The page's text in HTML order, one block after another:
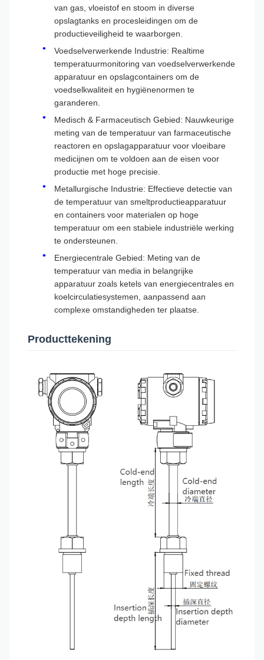
van gas, vloeistof en stoom in diverse
opslagtanks en procesleidingen om de
productieveiligheid te waarborgen.
Voedselverwerkende Industrie: Realtime
temperatuurmonitoring van voedselverwerkende
apparatuur en opslagcontainers om de
voedselkwaliteit en hygiënenormen te
garanderen.
Medisch & Farmaceutisch Gebied: Nauwkeurige
meting van de temperatuur van farmaceutische
reactoren en opslagapparatuur voor vloeibare
medicijnen om te voldoen aan de eisen voor
productie met hoge precisie.
Metallurgische Industrie: Effectieve detectie van
de temperatuur van smeltproductieapparatuur
en containers voor materialen op hoge
temperatuur om een stabiele industriële werking
te ondersteunen.
Energiecentrale Gebied: Meting van de
temperatuur van media in belangrijke
apparatuur zoals ketels van energiecentrales en
koelcirculatiesystemen, aanpassend aan
complexe omstandigheden ter plaatse.
Producttekening